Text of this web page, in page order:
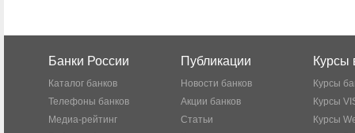
Банки России
Каталог банков
Телефоны банков
Медиа-рейтинг
Публикации
Новости банков
Акции банков
Статьи
Курсы
Курсы
Курсы
Курсы